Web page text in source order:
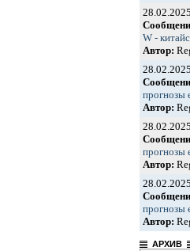
W -
Автор:
прогнозы
Автор:
прогнозы
Автор:
прогнозы
Автор:
АРХИВ